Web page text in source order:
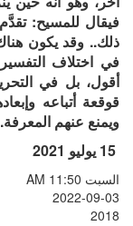
فيقال للمسيح:
ذلك.. وقد يكون
في اختلاف
أقول، بل في
قوقعة أتباعه
ويمنع عنهم المعرفة.
السبت AM 11:50
2022-09-03
2018